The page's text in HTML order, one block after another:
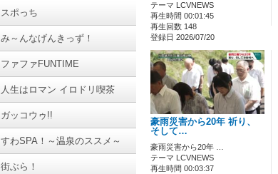
スポっち
み～んなげんきっず！
ファファFUNTIME
人生はロマン イロドリ喫茶
ガッコウゥ!!
すわSPA！～温泉のススメ～
街ぶら！
テーマ LCVNEWS
再生時間 00:01:45
再生回数 148
登録日 2026/07/20
豪雨災害から20年 祈り、
そして…
豪雨災害から20年 …
テーマ LCVNEWS
再生時間 00:03:37